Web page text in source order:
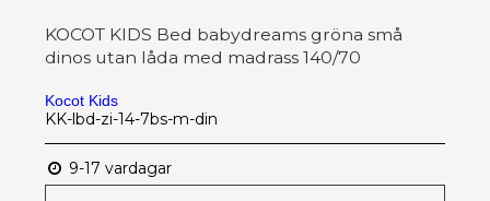
KOCOT KIDS Bed babydreams gröna små
dinos utan låda med madrass 140/70
Kocot Kids
KK-lbd-zi-14-7bs-m-din
9-17 vardagar